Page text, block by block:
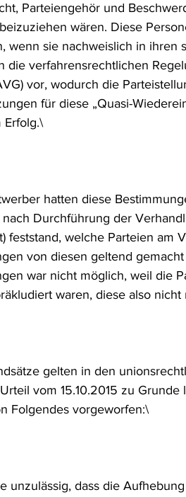
Parteiengehör und
wären. Diese
wenn sie nachweislich in
die verfahrensrechtlichen
vor, wodurch die
für diese „Quasi-
Erfolg.\
hatten diese
nach Durchführung der
feststand, welche Parteien am
von diesen geltend
war nicht möglich, weil die
waren, diese also
gelten in den
vom 15.10.2015 zu
Folgendes vorgeworfen:\
unzulässig, dass die